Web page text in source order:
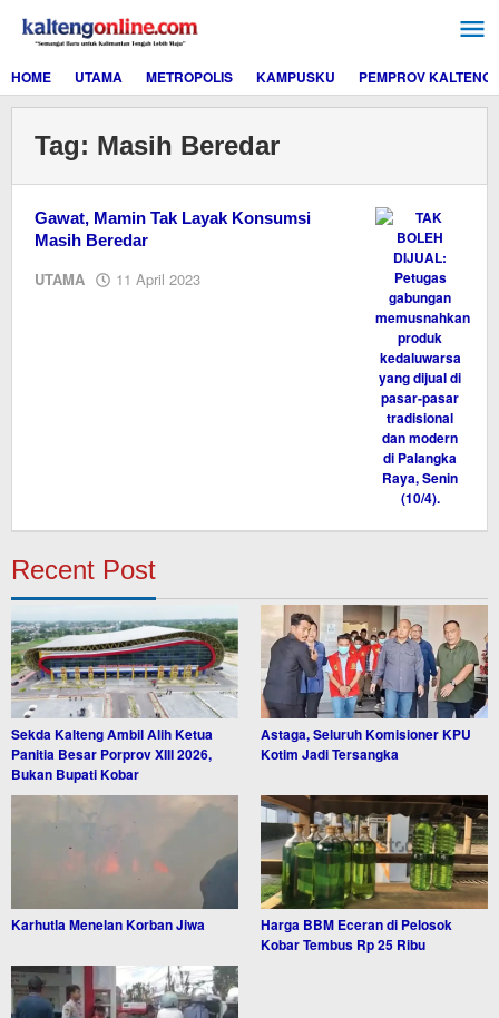
konten
HOME
UTAMA METROPOLIS KAMPUSKU PEMPROV KALTENG
Tag: Masih Beredar
Gawat, Mamin Tak Layak Konsumsi
Masih Beredar
UTAMA 11 April 2023
Recent Post
Sekda Kalteng Ambil Alih Ketua
Panitia Besar Porprov XIII 2026,
Bukan Bupati Kobar
Astaga, Seluruh Komisioner KPU
Kotim Jadi Tersangka
Karhutla Menelan Korban Jiwa
Harga BBM Eceran di Pelosok
Kobar Tembus Rp 25 Ribu